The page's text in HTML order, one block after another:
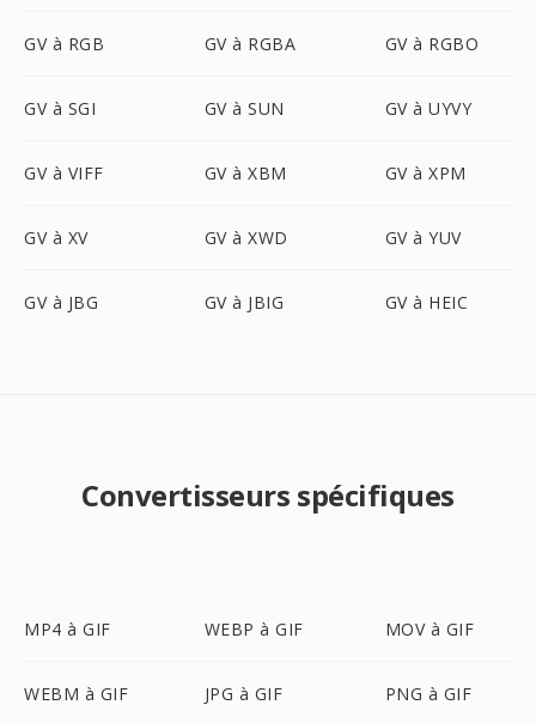
GV à RGB GV à RGBA GV à RGBO
GV à SGI GV à SUN GV à UYVY
GV à VIFF GV à XBM GV à XPM
GV à XV GV à XWD GV à YUV
GV à JBG GV à JBIG GV à HEIC
Convertisseurs spécifiques
MP4 à GIF WEBP à GIF MOV à GIF
WEBM à GIF JPG à GIF PNG à GIF